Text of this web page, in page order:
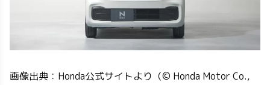
画像出典：Honda公式サイトより（© Honda Motor Co.,